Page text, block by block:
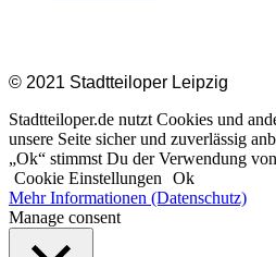
© 2021 Stadtteiloper Leipzig
Stadtteiloper.de nutzt Cookies und
unsere Seite sicher und zuverlässig
„Ok“ stimmst Du der Verwendung
Cookie Einstellungen
Ok
Mehr Informationen (Datenschutz)
Manage consent